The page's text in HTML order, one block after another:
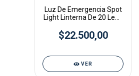
Luz De Emergencia Spot
Light Linterna De 20 Leds
$22.500,00
VER